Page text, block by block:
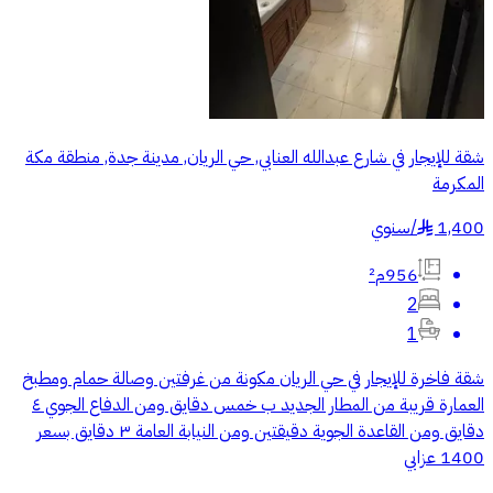
شقة للإيجار في شارع عبدالله العنابي, حي الريان, مدينة جدة, منطقة مكة
المكرمة
1,400
§
/سنوي
956م²
2
1
شقة فاخرة للإيجار في حي الريان مكونة من غرفتين وصالة حمام ومطبخ
العمارة قريبة من المطار الجديد ب خمس دقايق ومن الدفاع الجوي ٤
دقايق ومن القاعدة الجوية دقيقتين ومن النيابة العامة ٣ دقايق بسعر
1400 عزابي